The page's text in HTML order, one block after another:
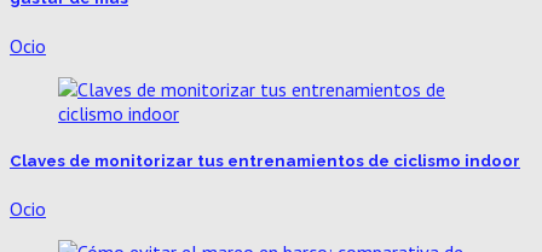
Ocio
Claves de monitorizar tus entrenamientos de ciclismo indoor
Ocio